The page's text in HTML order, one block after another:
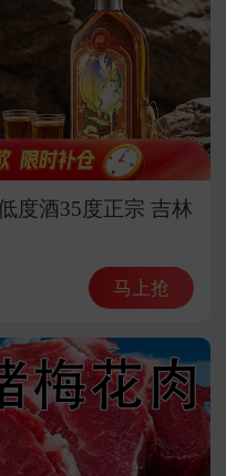
度酒35度正宗 吉林
马上抢